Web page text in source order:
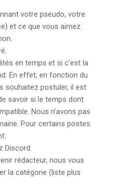
votre pseudo, votre
et ce que vous aimez
en temps et si c’est la
En effet, en fonction du
souhaitez postuler, il est
savoir si le temps dont
Nous n’avons pas
Pour certains postes
Discord.
rédacteur, nous vous
la catégorie (liste plus